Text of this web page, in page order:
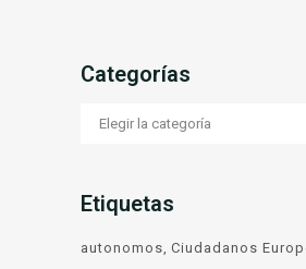
Categorías
Categorías
Etiquetas
autonomos Ciudadanos